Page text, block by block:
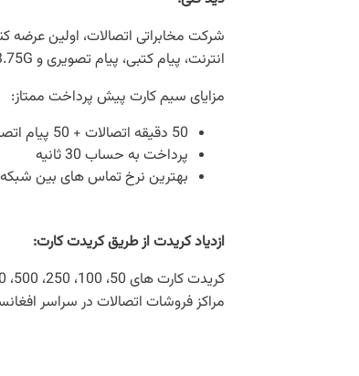
انترنت، پیام کتبی، پیام تصویری و 3.75G پیشکش میدارد. همچنان، شما میتوانید از بهترین پوشش شبکه در سراسر افغانستان لذت ببرید.
مزایای سیم کارت پیش پرداخت ممتاز:
50 دقیقه اتصالات + 50 پیام اتصالات + 100MB انترنت
پرداخت به حساب 30 ثانیه
بهترین نرخ تماس های بین
ازدیاد کریدت از طریق کریدت کارت:
مراکز فروشات اتصالات در سراسر